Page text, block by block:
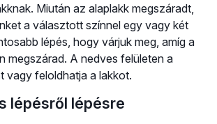
Miután az alaplakk megszáradt,
a választott színnel egy vagy két
lépés, hogy várjuk meg, amíg a
megszárad. A nedves felületen a
vagy feloldhatja a lakkot.
lépésről lépésre